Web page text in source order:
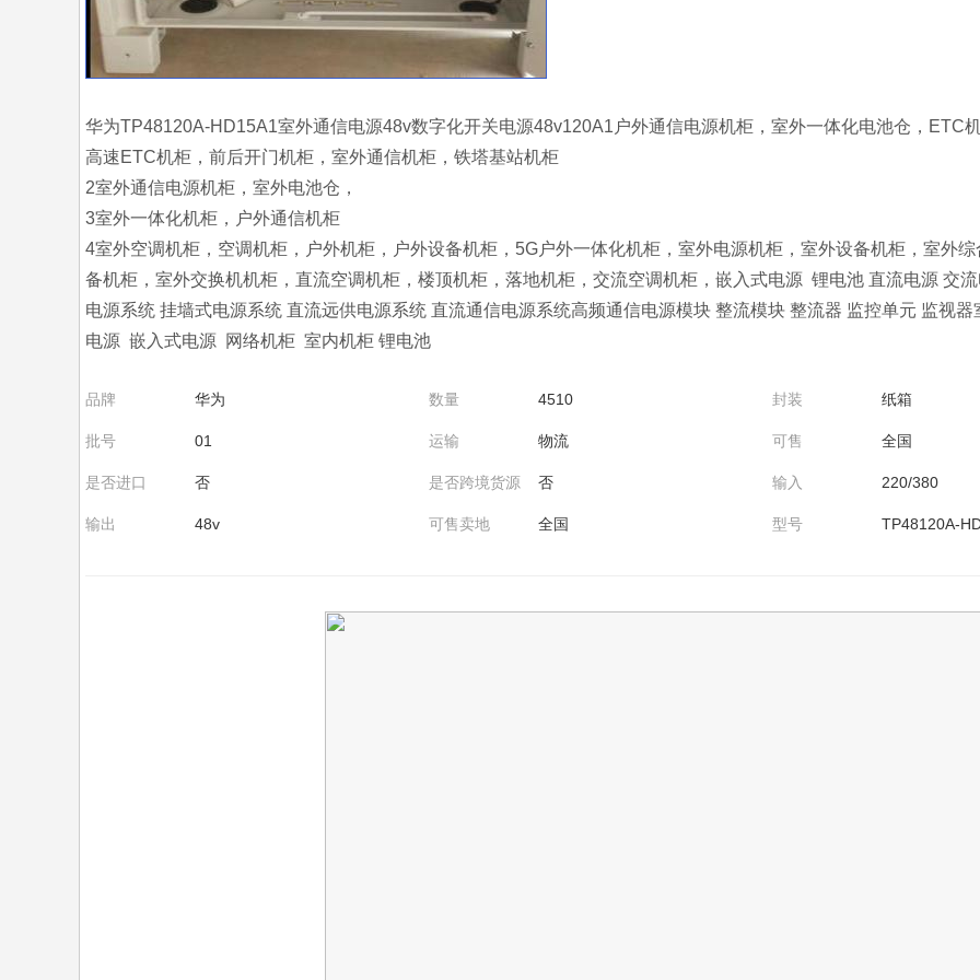
华为TP48120A-HD15A1室外通信电源48v数字化开关电源48v120A1户外通信电源机柜，室外一体化电池仓，ETC
高速ETC机柜，前后开门机柜，室外通信机柜，铁塔基站机柜
2室外通信电源机柜，室外电池仓，
3室外一体化机柜，户外通信机柜
4室外空调机柜，空调机柜，户外机柜，户外设备机柜，5G户外一体化机柜，室外电源机柜，室外设备机柜，室外
备机柜，室外交换机机柜，直流空调机柜，楼顶机柜，落地机柜，交流空调机柜，嵌入式电源 锂电池 直流电源 交
电源系统 挂墙式电源系统 直流远供电源系统 直流通信电源系统高频通信电源模块 整流模块 整流器 监控单元 监
电源 嵌入式电源 网络机柜 室内机柜 锂电池
品牌 华为 数量 4510 封装 纸箱
批号 01 运输 物流 可售 全国
是否进口 否 是否跨境货源 否 输入 220/380
输出 48v 可售卖地 全国 型号 TP48120A-